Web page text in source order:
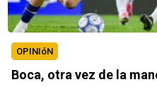
OPINIóN
Boca, otra vez de la